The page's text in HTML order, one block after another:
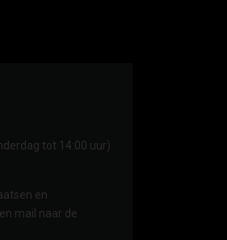
tot 14:00 uur)
en
mail naar de